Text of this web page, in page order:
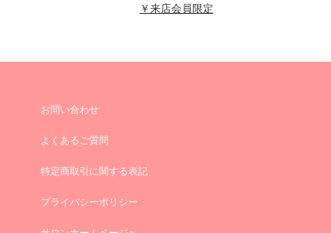
￥来店会員限定
お問い合わせ
よくあるご質問
特定商取引に関する表記
プライバシーポリシー